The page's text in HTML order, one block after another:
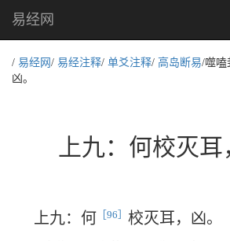
易经网
/ 易经网 / 易经注释/ 单爻注释/ 高岛断易/噬嗑
凶。
上九：何校灭耳
上九：何 ［96］ 校灭耳，凶。